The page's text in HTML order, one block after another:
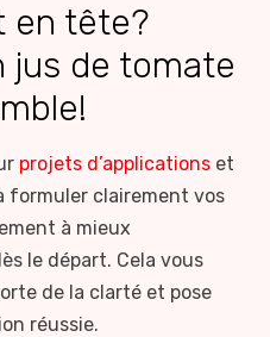
en tête?
jus de tomate
projets d’applications et
formuler clairement vos
à mieux
le départ. Cela vous
de la clarté et pose
réussie.